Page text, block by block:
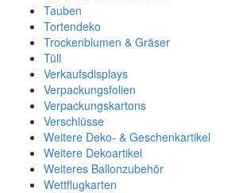
Tauben
Tortendeko
Trockenblumen & Gräser
Tüll
Verkaufsdisplays
Verpackungsfolien
Verpackungskartons
Verschlüsse
Weitere Deko- & Geschenkartikel
Weitere Dekoartikel
Weiteres Ballonzubehör
Wettflugkarten